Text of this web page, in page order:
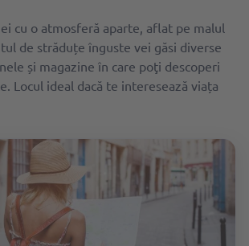
cu o atmosferă aparte, aflat pe malul
de străduțe înguste vei găsi diverse
și magazine în care poţi descoperi
Locul ideal dacă te interesează viața